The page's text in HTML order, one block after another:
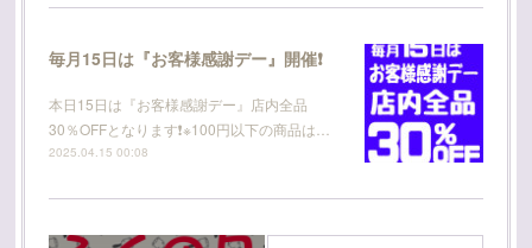
毎月15日は『お客様感謝デー』開催❗
本日15日は『お客様感謝デー』店内全品
30％OFFとなります❗※100円以下の商品は…
2025.04.15 00:08